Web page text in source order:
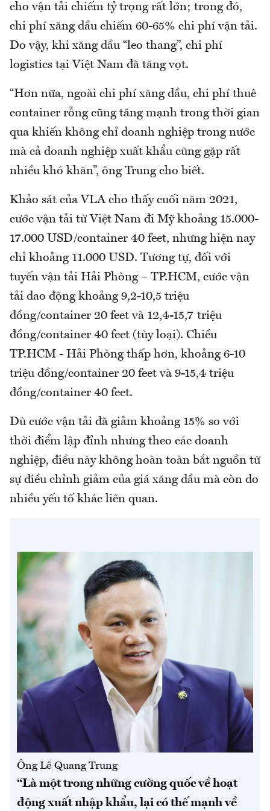
cho vận tải chiếm tỷ trọng rất lớn; trong đó,
chi phí xăng dầu chiếm 60-65% chi phí vận tải.
Do vậy, khi xăng dầu “leo thang”, chi phí
logistics tại Việt Nam đã tăng vọt.
“Hơn nữa, ngoài chi phí xăng dầu, chi phí thuê
container rỗng cũng tăng mạnh trong thời gian
qua khiến không chỉ doanh nghiệp trong nước
mà cả doanh nghiệp xuất khẩu cũng gặp rất
nhiều khó khăn”, ông Trung cho biết.
Khảo sát của VLA cho thấy cuối năm 2021,
cước vận tải từ Việt Nam đi Mỹ khoảng 15.000-
17.000 USD/container 40 feet, nhưng hiện nay
chỉ khoảng 11.000 USD. Tương tự, đối với
tuyến vận tải Hải Phòng – TP.HCM, cước vận
tải dao động khoảng 9,2-10,5 triệu
đồng/container 20 feet và 12,4-15,7 triệu
đồng/container 40 feet (tùy loại). Chiều
TP.HCM - Hải Phòng thấp hơn, khoảng 6-10
triệu đồng/container 20 feet và 9-15,4 triệu
đồng/container 40 feet.
Dù cước vận tải đã giảm khoảng 15% so với
thời điểm lập đỉnh nhưng theo các doanh
nghiệp, điều này không hoàn toàn bắt nguồn từ
sự điều chỉnh giảm của giá xăng dầu mà còn do
nhiều yếu tố khác liên quan.
Ông Lê Quang Trung
“Là một trong những cường quốc về hoạt
động xuất nhập khẩu, lại có thế mạnh về